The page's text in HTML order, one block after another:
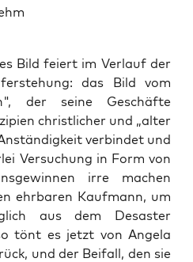
Bild feiert im Verlauf der
das Bild vom
der seine Geschäfte
christlicher und „alter
verbindet und
Versuchung in Form von
irre machen
ehrbaren Kaufmann, um
aus dem Desaster
tönt es jetzt von Angela
und der Beifall, den sie